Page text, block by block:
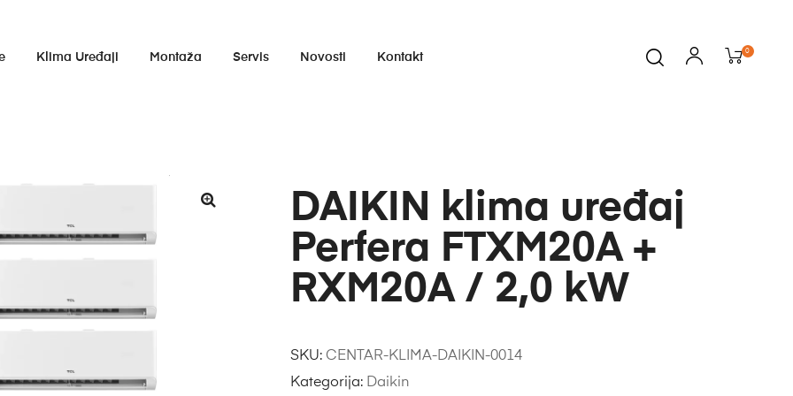
Klima Uređaji Montaža Servis Novosti Kontakt
0
DAIKIN klima uređaj
Perfera FTXM20A +
RXM20A / 2,0 kW
SKU: CENTAR-KLIMA-DAIKIN-0014
Kategorija: Daikin